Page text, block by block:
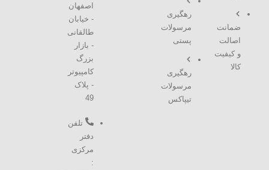
ضمانت
اصالت
و کیفیت
کالا
رهگیری
مرسولات
پستی
رهگیری
مرسولات
تیپاکس
اصفهان
- خیابان
طالقانی
- بازار
بزرگ
کامپیوتر
- پلاک
49
تلفن
دفتر
مرکزی
: